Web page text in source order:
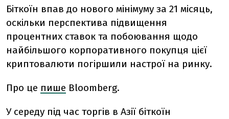
Біткоїн впав до нового мінімуму за 21 місяць,
оскільки перспектива підвищення
процентних ставок та побоювання щодо
найбільшого корпоративного покупця цієї
криптовалюти погіршили настрої на ринку.
Про це пише Bloomberg.
У середу під час торгів в Азії біткоїн